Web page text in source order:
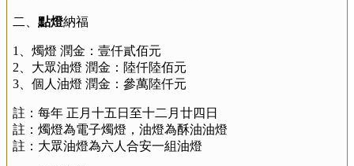
二、點燈納福
1、燭燈 潤金：壹仟貳佰元
2、大眾油燈 潤金：陸仟陸佰元
3、個人油燈 潤金：參萬陸仟元
註：每年 正月十五日至十二月廿四日
註：燭燈為電子燭燈，油燈為酥油油燈
註：大眾油燈為六人合安一組油燈